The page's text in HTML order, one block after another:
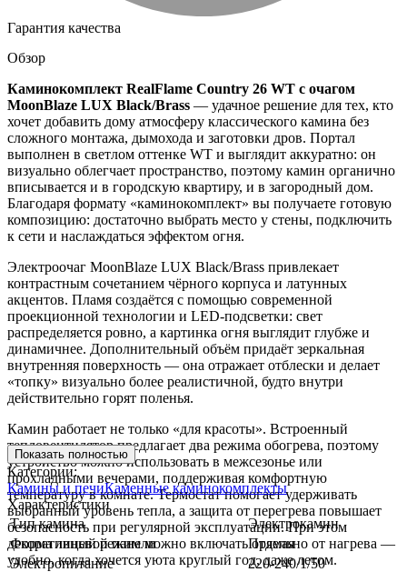
Гарантия качества
Обзор
Каминокомплект RealFlame Country 26 WT с очагом
MoonBlaze LUX Black/Brass — удачное решение для тех, кто
хочет добавить дому атмосферу классического камина без
сложного монтажа, дымохода и заготовки дров. Портал
выполнен в светлом оттенке WT и выглядит аккуратно: он
визуально облегчает пространство, поэтому камин органично
вписывается и в городскую квартиру, и в загородный дом.
Благодаря формату «каминокомплект» вы получаете готовую
композицию: достаточно выбрать место у стены, подключить
к сети и наслаждаться эффектом огня.
Электроочаг MoonBlaze LUX Black/Brass привлекает
контрастным сочетанием чёрного корпуса и латунных
акцентов. Пламя создаётся с помощью современной
проекционной технологии и LED-подсветки: свет
распределяется ровно, а картинка огня выглядит глубже и
динамичнее. Дополнительный объём придаёт зеркальная
внутренняя поверхность — она отражает отблески и делает
«топку» визуально более реалистичной, будто внутри
действительно горят поленья.
Камин работает не только «для красоты». Встроенный
тепловентилятор предлагает два режима обогрева, поэтому
устройство можно использовать в межсезонье или
прохладными вечерами, поддерживая комфортную
температуру в комнате. Термостат помогает удерживать
выбранный уровень тепла, а защита от перегрева повышает
безопасность при регулярной эксплуатации. При этом
декоративный режим можно включать отдельно от нагрева —
удобно, когда хочется уюта круглый год, даже летом.
Показать полностью
Категории:
Камины и печиКаменные каминокомплекты
Характеристики
Тип камина
Электрокамин
Форма лицевой панели
Прямая
Электропитание
220-240/1/50